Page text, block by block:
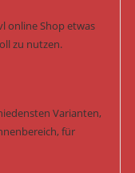
online Shop etwas
zu nutzen.
Varianten,
für